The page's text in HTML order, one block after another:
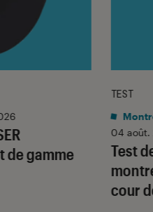
de gamme
5
Test
cour
TEST
04 août.